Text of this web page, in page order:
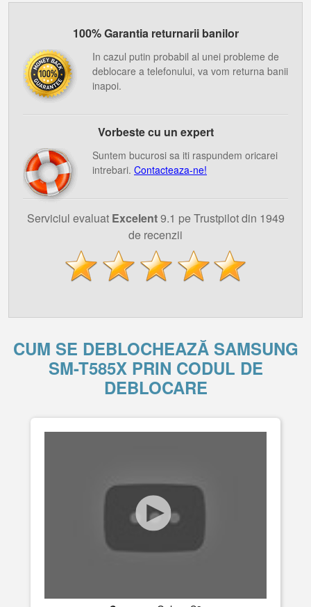
100% Garantia returnarii banilor
In cazul putin probabil al unei probleme de
deblocare a telefonului, va vom returna banii
inapoi.
Vorbeste cu un expert
Suntem bucurosi sa iti raspundem oricarei
intrebari. Contacteaza-ne!
Serviciul evaluat Excelent9.1 pe Trustpilot din 1949
de recenzii
CUM SE DEBLOCHEAZĂ SAMSUNG
SM-T585X PRIN CODUL DE
DEBLOCARE